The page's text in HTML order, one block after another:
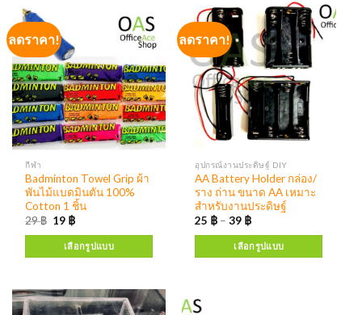
ลดราคา!
อุปกรณ์งานประดิษฐ์ DIY
AA Battery Holder กล่อง/
ราง ถ่าน ขนาด AA เหมาะ
สำหรับงานประดิษฐ์
25 ฿ –39 ฿
เลือกรูปแบบ
ลดราคา!
กีฬา
Badminton Towel Grip ผ้า
พันไม้แบดมินตัน 100%
Cotton 1 ชิ้น
29฿ 19 ฿
เลือกรูปแบบ